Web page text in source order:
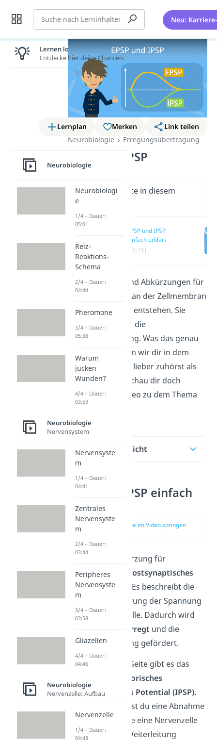
Suche Neu:
Lernplan Merken
Link teilen
Neurobiologie
Erregungsübertragung
EPSP und IPSP
Wichtige Inhalte in diesem
Video
EPSP und IPSP
einfach erklärt
(00:15)
EPSPundIPSP
sind Abkürzungen für
Spannungen, die an der Zellmembran
einer Nervenzelle entstehen. Sie
beeinflussen dort die
Signalweiterleitung. Was das genau
bedeutet, erklären wir dir in dem
Beitrag. Wenn du lieber zuhörst als
selber zu lesen, schau dir doch
einfach unser Video zu dem Thema
Inhaltsübersicht
EPSP und IPSP einfach
erklärt
zur Stelle im Video springen
EPSP ist die Abkürzung für
exzitatorisches postsynaptisches
Potential (EPSP). Es beschreibt die
positive Veränderung der Spannung
in einer Nervenzelle. Dadurch wird
erregt und die
Signalweiterleitung gefördert.
Auf der anderen Seite gibt es das
inhibitorisches
postsynaptisches Potential (IPSP).
Darunter verstehst du eine Abnahme
der Spannung, die eine Nervenzelle
hemmtund die Weiterleitung
Lernen lohnt sich!
Entdecke hier deine Chancen.
Neurobiologie
Neurobiologi
e
1/4 – Dauer:
05:01
Reiz-
Reaktions-
Schema
2/4 – Dauer:
04:44
Pheromone
3/4 – Dauer:
05:38
Warum
jucken
Wunden?
4/4 – Dauer:
03:59
Neurobiologie
Nervensystem
Nervensyste
m
1/4 – Dauer:
04:41
Zentrales
Nervensyste
m
2/4 – Dauer:
03:44
Peripheres
Nervensyste
m
3/4 – Dauer:
03:58
Gliazellen
4/4 – Dauer:
04:46
Neurobiologie
Nervenzelle: Aufbau
Nervenzelle
1/4 – Dauer:
04:43